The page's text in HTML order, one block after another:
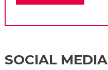
SOCIAL MEDIA